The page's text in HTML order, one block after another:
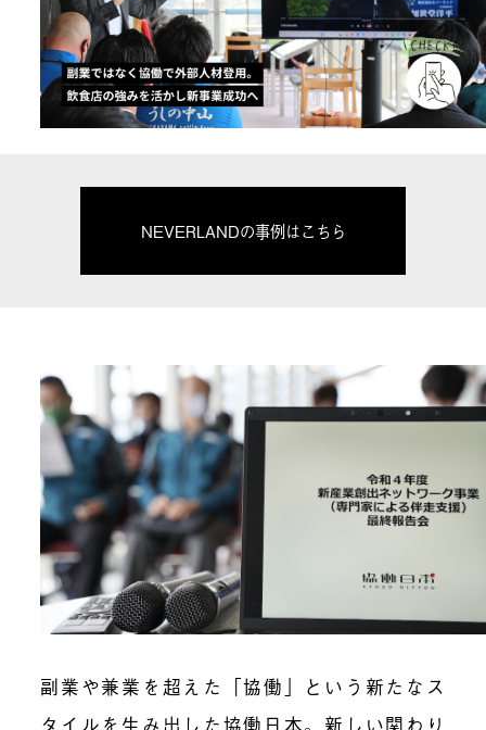
NEVERLANDの事例はこちら
副業や兼業を超えた「協働」という新たなス
タイルを生み出した協働日本。新しい関わり